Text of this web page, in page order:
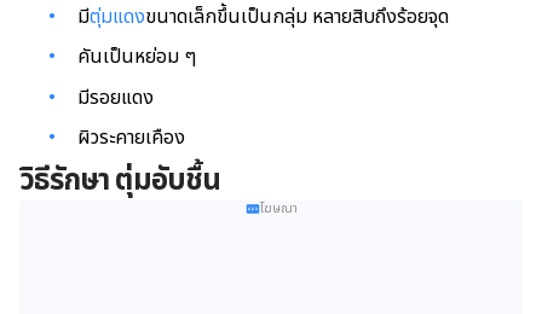
มีตุ่มแดงขนาดเล็กขึ้นเป็นกลุ่ม หลายสิบถึงร้อยจุด
คันเป็นหย่อม ๆ
มีรอยแดง
ผิวระคายเคือง
วิธีรักษา ตุ่มอับชื้น
โฆษณา